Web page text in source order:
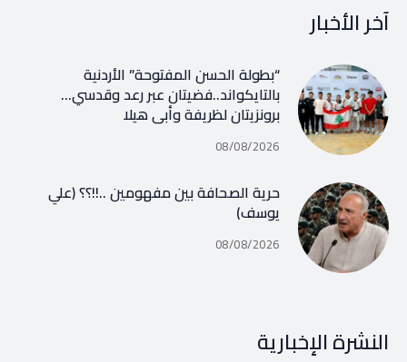
آخر الأخبار
“بطولة الحسن المفتوحة” الأردنية
بالتايكواند..فضيتان عبر رعد وقدسي…
برونزيتان لظريفة وأبي هيلا
08/08/2026
حرية الصحافة بين مفهومين ..!!؟؟ (علي
يوسف)
08/08/2026
النشرة الإخبارية